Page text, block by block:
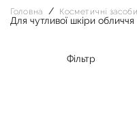
Головна Косметичні засоби
Для чутливої шкіри обличчя
Фільтр